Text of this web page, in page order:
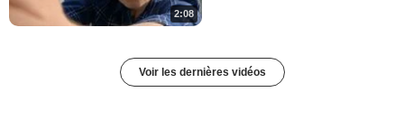
2:08
Voir les dernières vidéos